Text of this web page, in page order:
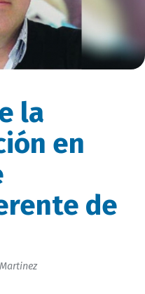
la
en
de